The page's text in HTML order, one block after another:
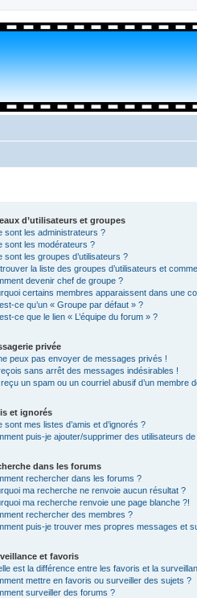
d’utilisateurs et groupes
sont les administrateurs ?
sont les modérateurs ?
sont les groupes d’utilisateurs ?
la liste des groupes d’utilisateurs et
devenir chef de groupe ?
certains membres apparaissent dans une
ce qu’un « Groupe par défaut » ?
ce que le lien « L’équipe du forum » ?
privée
peux pas envoyer de messages privés !
sans arrêt des messages indésirables !
reçu un spam ou un courriel abusif d’un membre
et ignorés
sont mes listes d’amis et d’ignorés ?
puis-je ajouter/supprimer des utilisateurs de
dans les forums
rechercher dans les forums ?
ma recherche ne renvoie aucun résultat ?
ma recherche renvoie une page blanche ?!
rechercher des membres ?
puis-je trouver mes propres messages et
et favoris
est la différence entre les favoris et la
mettre en favoris ou surveiller des sujets ?
surveiller des forums ?